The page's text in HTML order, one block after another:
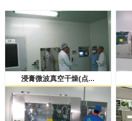
浸膏微波真空干燥(点...